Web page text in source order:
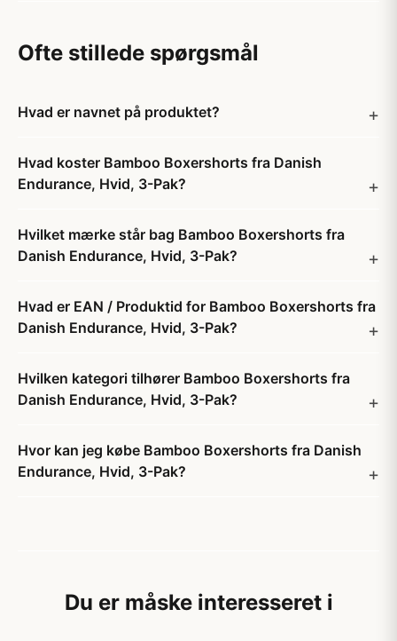
Ofte stillede spørgsmål
Hvad er navnet på produktet?
Hvad koster Bamboo Boxershorts fra Danish
Endurance, Hvid, 3-Pak?
Hvilket mærke står bag Bamboo Boxershorts fra
Danish Endurance, Hvid, 3-Pak?
Hvad er EAN / Produktid for Bamboo Boxershorts fra
Danish Endurance, Hvid, 3-Pak?
Hvilken kategori tilhører Bamboo Boxershorts fra
Danish Endurance, Hvid, 3-Pak?
Hvor kan jeg købe Bamboo Boxershorts fra Danish
Endurance, Hvid, 3-Pak?
Du er måske interesseret i